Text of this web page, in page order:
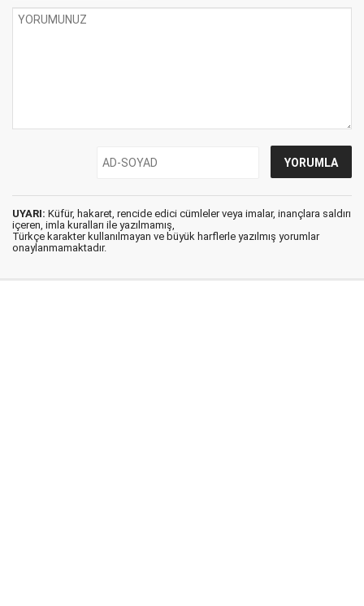
UYARI: Küfür, hakaret, rencide edici cümleler veya imalar, inançlara saldırı
içeren, imla kuralları ile yazılmamış,
Türkçe karakter kullanılmayan ve büyük harflerle yazılmış yorumlar
onaylanmamaktadır.